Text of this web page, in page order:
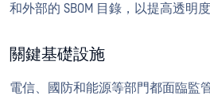
和外部的 SBOM 目錄，以提高透明
關鍵基礎設施
電信、國防和能源等部門都面臨監